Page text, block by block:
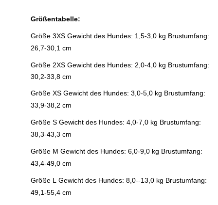
Größentabelle:
Größe 3XS Gewicht des Hundes: 1,5-3,0 kg Brustumfang:
26,7-30,1 cm
Größe 2XS Gewicht des Hundes: 2,0-4,0 kg Brustumfang:
30,2-33,8 cm
Größe XS Gewicht des Hundes: 3,0-5,0 kg Brustumfang:
33,9-38,2 cm
Größe S Gewicht des Hundes: 4,0-7,0 kg Brustumfang:
38,3-43,3 cm
Größe M Gewicht des Hundes: 6,0-9,0 kg Brustumfang:
43,4-49,0 cm
Größe L Gewicht des Hundes: 8,0--13,0 kg Brustumfang:
49,1-55,4 cm